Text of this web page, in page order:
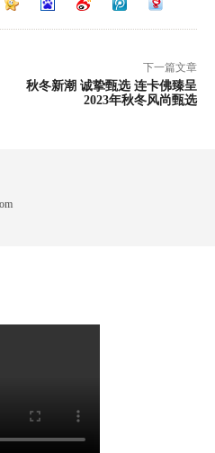
下一篇文章
秋冬新潮 诚挚甄选 连卡佛臻呈
2023年秋冬风尚甄选